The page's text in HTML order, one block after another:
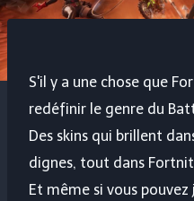
S'il y a une chose que
redéfinir le genre du
Des skins qui brillent
dignes, tout dans
Et même si vous